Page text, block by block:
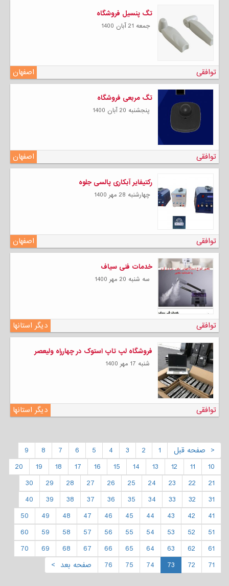
تگ پنسیل فروشگاه
جمعه 21 آبان 1400
اصفهان توافقی
تگ مربعی فروشگاه
پنجشنبه 20 آبان 1400
اصفهان توافقی
رکتیفایر آبکاری پالسی جلوه
چهارشنبه 28 مهر 1400
اصفهان توافقی
خدمات فنی سیاف
سه شنبه 20 مهر 1400
دیگر استانها توافقی
فروشگاه لپ تاپ استوک در چهارراه ولیعصر
شنبه 17 مهر 1400
دیگر استانها توافقی
< صفحه قبل 1
2
3
4
5
6
7
8
9
10
11
12
13
14
15
16
17
18
19
20
21
22
23
24
25
26
27
28
29
30
31
32
33
34
35
36
37
38
39
40
41
42
43
44
45
46
47
48
49
50
51
52
53
54
55
56
57
58
59
60
61
62
63
64
65
66
67
68
69
70
71
72
73
74
75
76 صفحه بعد >